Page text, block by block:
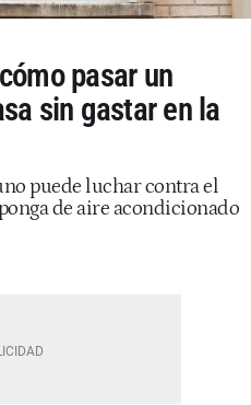
pasar un
sin gastar en la
puede luchar contra el
de aire acondicionado